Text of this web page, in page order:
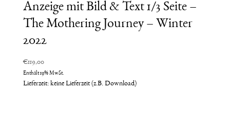
Anzeige mit Bild & Text 1/3 Seite –
The Mothering Journey – Winter
2022
€119,00
Enthält 19% MwSt.
Lieferzeit: keine Lieferzeit (z.B. Download)